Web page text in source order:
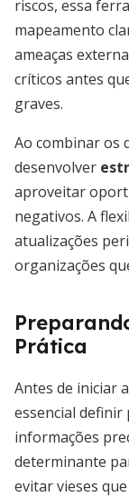
riscos, essa
mapeamento
ameaças
críticos antes
graves.
Ao combinar os
desenvolver
aproveitar
negativos. A
atualizações
organizações
Prática
Antes de iniciar
essencial
informações
determinante
evitar vieses